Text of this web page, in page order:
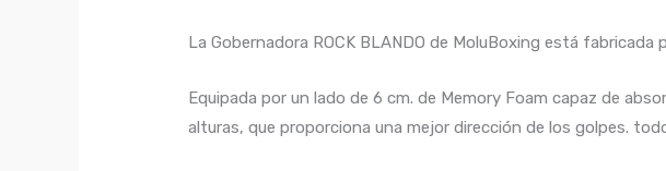
La Gobernadora ROCK BLANDO de MoluBoxing está
Equipada por un lado de 6 cm. de Memory Foam capaz de
alturas, que proporciona una mejor dirección de los golpes.